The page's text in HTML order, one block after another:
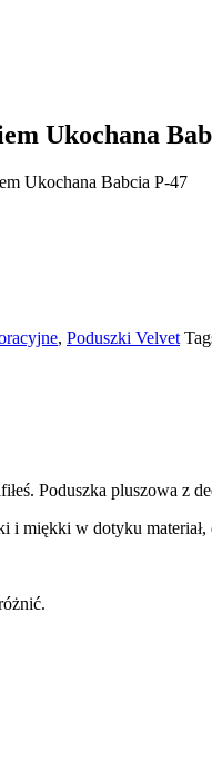
Ukochana
Ukochana Babcia P-47
, Poduszki Velvet
Poduszka pluszowa z
i miękki w dotyku